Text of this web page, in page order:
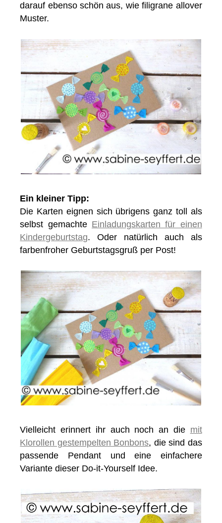
darauf ebenso schön aus, wie filigrane allover
Muster.
Ein kleiner Tipp:
Die Karten eignen sich übrigens ganz toll als
selbst gemachte Einladungskarten für einen
Kindergeburtstag. Oder natürlich auch als
farbenfroher Geburtstagsgruß per Post!
Vielleicht erinnert ihr auch noch an die mit
Klorollen gestempelten Bonbons, die sind das
passende Pendant und eine einfachere
Variante dieser Do-it-Yourself Idee.